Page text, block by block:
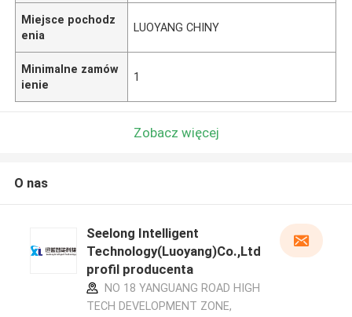
Miejsce pochodz
enia
LUOYANG CHINY
Minimalne zamów
ienie
1
Zobacz więcej
O nas
Seelong Intelligent
Technology(Luoyang)Co.,Ltd
profil producenta
NO 18 YANGUANG ROAD HIGH
TECH DEVELOPMENT ZONE,